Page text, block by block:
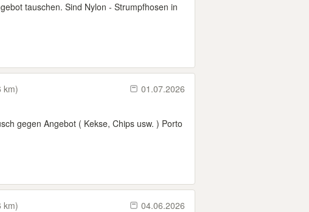
tauschen. Sind Nylon - Strumpfhosen in
km) 01.07.2026
gegen Angebot ( Kekse, Chips usw. ) Porto
km) 04.06.2026